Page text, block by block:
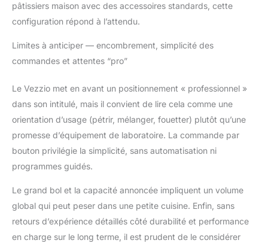
pâtissiers maison avec des accessoires standards, cette
configuration répond à l’attendu.
Limites à anticiper — encombrement, simplicité des
commandes et attentes “pro”
Le Vezzio met en avant un positionnement « professionnel »
dans son intitulé, mais il convient de lire cela comme une
orientation d’usage (pétrir, mélanger, fouetter) plutôt qu’une
promesse d’équipement de laboratoire. La commande par
bouton privilégie la simplicité, sans automatisation ni
programmes guidés.
Le grand bol et la capacité annoncée impliquent un volume
global qui peut peser dans une petite cuisine. Enfin, sans
retours d’expérience détaillés côté durabilité et performance
en charge sur le long terme, il est prudent de le considérer